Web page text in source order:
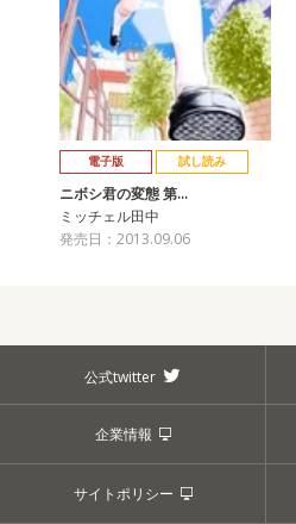
電子版 試し読み
ニボシ君の変態 第…
ミッチェル田中
発売日：2013.09.06
公式twitter
企業情報
サイトポリシー